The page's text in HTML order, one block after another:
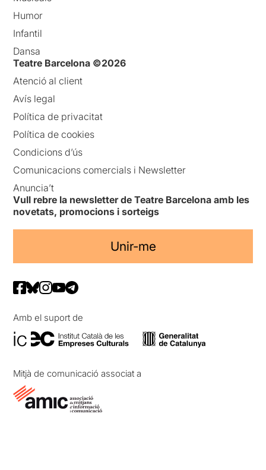
Humor
Infantil
Dansa
Teatre Barcelona ©2026
Atenció al client
Avís legal
Política de privacitat
Política de cookies
Condicions d’ús
Comunicacions comercials i Newsletter
Anuncia’t
Vull rebre la newsletter de Teatre Barcelona amb les
novetats, promocions i sorteigs
Unir-me
Amb el suport de
Mitjà de comunicació associat a